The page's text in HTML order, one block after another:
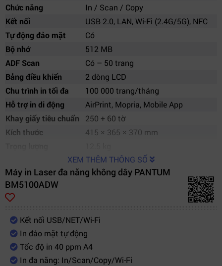
Chức năng
In / Scan / Copy
Kết nối
USB 2.0, LAN, Wi-Fi (2.4G/5G), NFC
Tự động đảo mặt
Có
Bộ nhớ
512 MB
ADF Scan
Có – 50 trang
Bảng điều khiển
2 dòng LCD
Chu trình in tối đa
100 000 trang/tháng
Hỗ trợ in di động
AirPrint, Mopria, Mobile App
Khay giấy tiêu chuẩn
250 + 60 tờ
Kích thước
415 × 365 × 370 mm
XEM THÊM THÔNG SỐ
Máy in Laser đa năng không dây PANTUM
BM5100ADW
Kết nối USB/NET/Wi-Fi
In đảo mặt tự động
Tốc độ in 40 ppm A4
In đa năng: In/Scan/Copy/Wi-Fi